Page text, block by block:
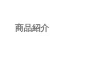
商品紹介